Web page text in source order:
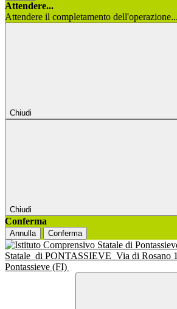
Attendere...
Attendere il completamento dell'operazione...
Chiudi
Chiudi
Conferma
Annulla Conferma
Statale di PONTASSIEVE Via di Rosano
Pontassieve (FI)